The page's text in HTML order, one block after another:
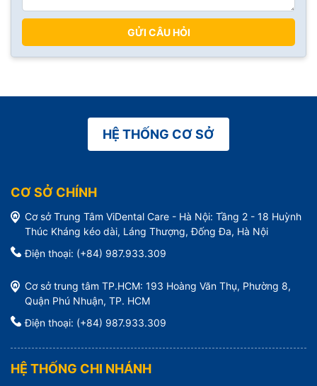
GỬI CÂU HỎI
HỆ THỐNG CƠ SỞ
CƠ SỞ CHÍNH
Cơ sở Trung Tâm ViDental Care - Hà Nội: Tầng 2 - 18 Huỳnh
Thúc Kháng kéo dài, Láng Thượng, Đống Đa, Hà Nội
Điện thoại: (+84) 987.933.309
Cơ sở trung tâm TP.HCM: 193 Hoàng Văn Thụ, Phường 8,
Quận Phú Nhuận, TP. HCM
Điện thoại: (+84) 987.933.309
HỆ THỐNG CHI NHÁNH